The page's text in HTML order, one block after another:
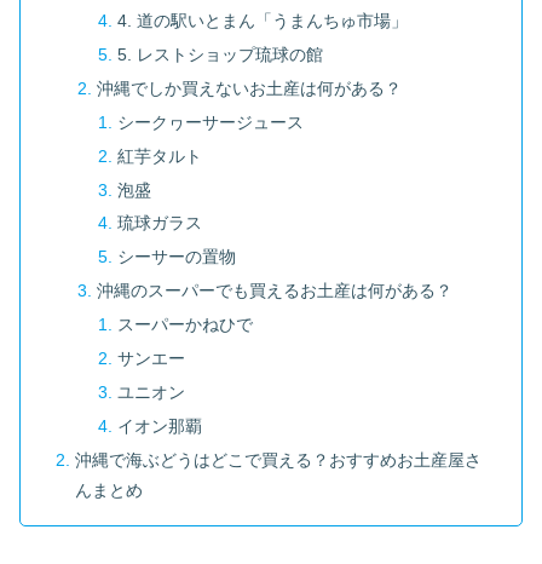
4. 道の駅いとまん「うまんちゅ市場」
5. レストショップ琉球の館
沖縄でしか買えないお土産は何がある？
シークヮーサージュース
紅芋タルト
泡盛
琉球ガラス
シーサーの置物
沖縄のスーパーでも買えるお土産は何がある？
スーパーかねひで
サンエー
ユニオン
イオン那覇
沖縄で海ぶどうはどこで買える？おすすめお土産屋さ
んまとめ